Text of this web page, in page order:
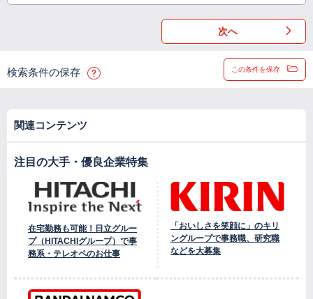
次へ
検索条件の保存 この条件を保存
関連コンテンツ
注目の大手・優良企業特集
在宅勤務も可能！日立グルー
プ（HITACHIグループ）で事
務系・テレオペのお仕事
「おいしさを笑顔に」のキリ
ングループで事務職、研究職
などを大募集